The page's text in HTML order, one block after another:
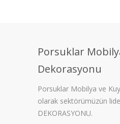
Porsuklar
Dekorasyonu
Porsuklar Mobilya ve
olarak sektörümüzün
DEKORASYONU.